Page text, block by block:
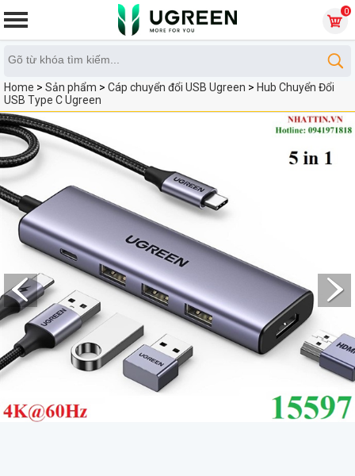
0
Home > Sản phẩm > Cáp chuyển đổi USB Ugreen > Hub Chuyển Đổi
USB Type C Ugreen